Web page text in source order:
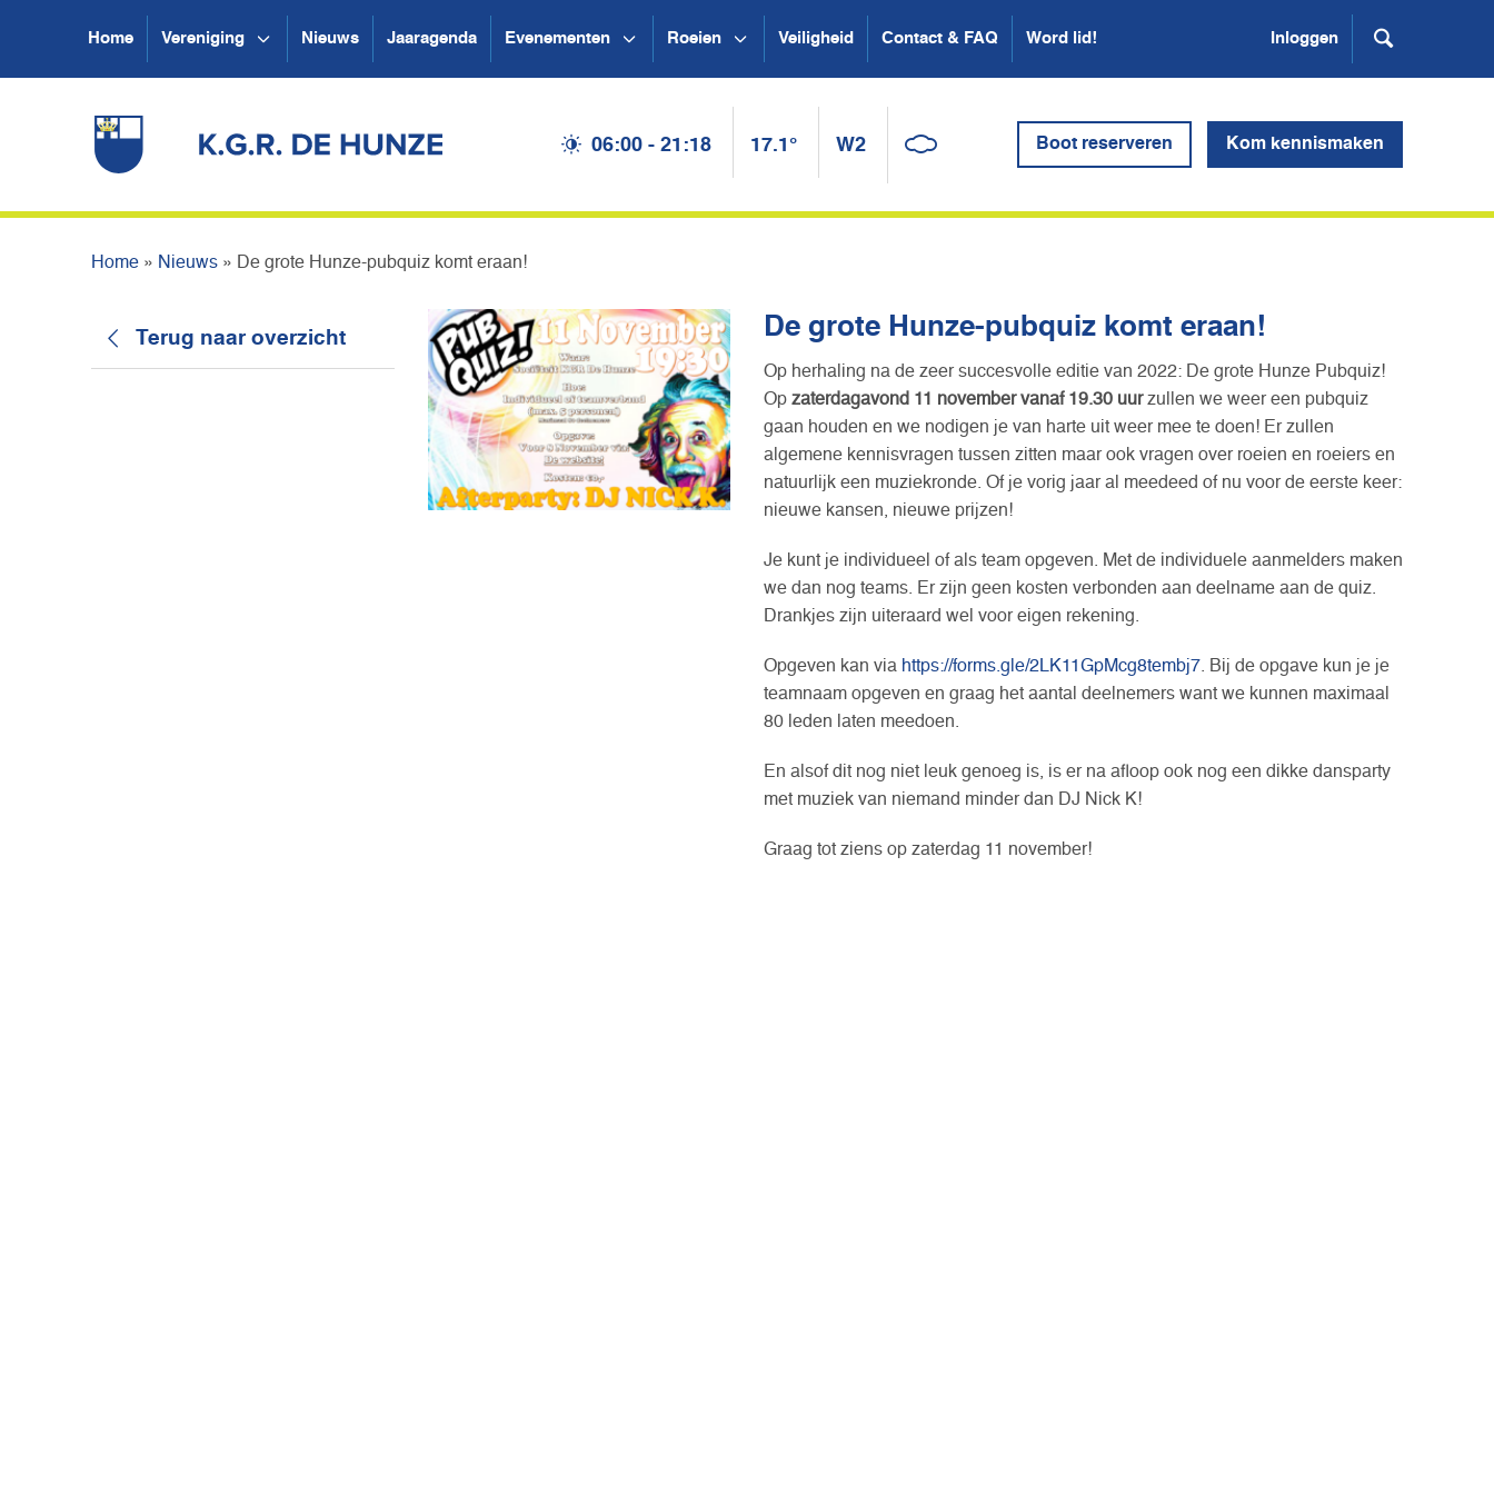
Home Vereniging Nieuws Jaaragenda Evenementen Roeien Veiligheid Contact & FAQ Word lid! Inloggen
06:00 - 21:18 17.1° W2 Boot reserveren Kom kennismaken
Home » Nieuws » De grote Hunze-pubquiz komt eraan!
Terug naar overzicht De grote Hunze-pubquiz komt eraan!
Op herhaling na de zeer succesvolle editie van 2022: De grote Hunze Pubquiz!
Op zaterdagavond 11 november vanaf 19.30 uurzullen we weer een pubquiz
gaan houden en we nodigen je van harte uit weer mee te doen! Er zullen
algemene kennisvragen tussen zitten maar ook vragen over roeien en roeiers en
natuurlijk een muziekronde. Of je vorig jaar al meedeed of nu voor de eerste keer:
nieuwe kansen, nieuwe prijzen!
Je kunt je individueel of als team opgeven. Met de individuele aanmelders maken
we dan nog teams. Er zijn geen kosten verbonden aan deelname aan de quiz.
Drankjes zijn uiteraard wel voor eigen rekening.
Opgeven kan via https://forms.gle/2LK11GpMcg8tembj7. Bij de opgave kun je je
teamnaam opgeven en graag het aantal deelnemers want we kunnen maximaal
80 leden laten meedoen.
En alsof dit nog niet leuk genoeg is, is er na afloop ook nog een dikke dansparty
met muziek van niemand minder dan DJ Nick K!
Graag tot ziens op zaterdag 11 november!